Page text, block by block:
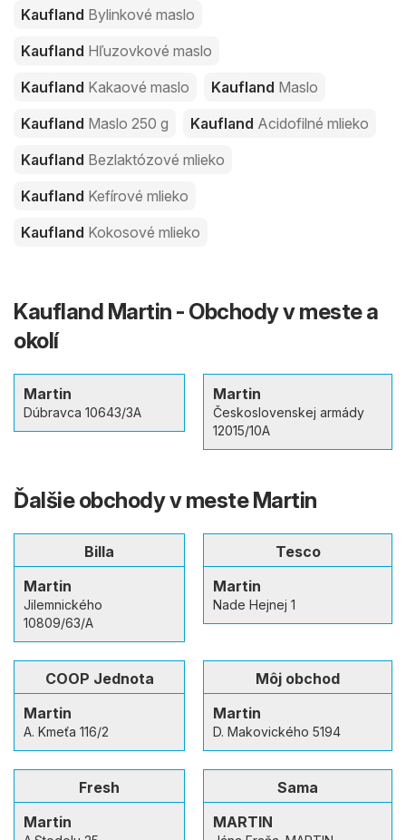
Kaufland Bylinkové maslo
Kaufland Hľuzovkové maslo
Kaufland Kakaové maslo Kaufland Maslo
Kaufland Maslo 250 g Kaufland Acidofilné mlieko
Kaufland Bezlaktózové mlieko
Kaufland Kefírové mlieko
Kaufland Kokosové mlieko
Kaufland Martin - Obchody v meste a
okolí
Martin
Dúbravca 10643/3A
Martin
Československej armády
12015/10A
Ďalšie obchody v meste Martin
Billa
Martin
Jilemnického
10809/63/A
Tesco
Martin
Nade Hejnej 1
COOP Jednota
Martin
A. Kmeťa 116/2
Môj obchod
Martin
D. Makovického 5194
Fresh
Martin
Sama
MARTIN